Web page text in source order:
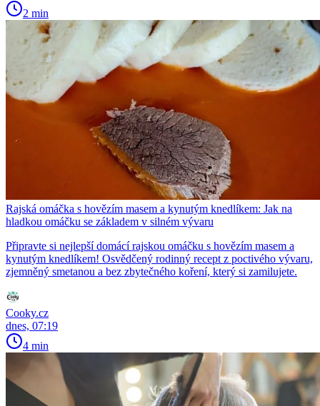
2 min
Rajská omáčka s hovězím masem a kynutým knedlíkem: Jak na
hladkou omáčku se základem v silném vývaru
Připravte si nejlepší domácí rajskou omáčku s hovězím masem a
kynutým knedlíkem! Osvědčený rodinný recept z poctivého vývaru,
zjemněný smetanou a bez zbytečného koření, který si zamilujete.
Cooky.cz
dnes, 07:19
4 min